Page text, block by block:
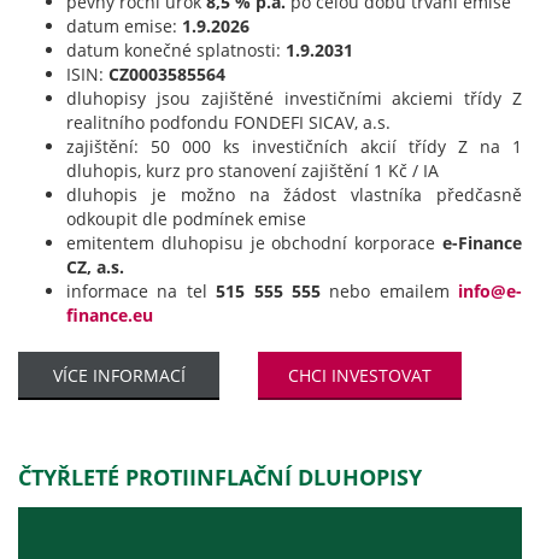
datum emise: 1.9.2026
datum konečné splatnosti: 1.9.2031
ISIN: CZ0003585564
dluhopisy jsou zajištěné investičními akciemi třídy Z
realitního podfondu FONDEFI SICAV, a.s.
zajištění: 50 000 ks investičních akcií třídy Z na 1
dluhopis, kurz pro stanovení zajištění 1 Kč / IA
dluhopis je možno na žádost vlastníka předčasně
odkoupit dle podmínek emise
emitentem dluhopisu je obchodní korporace e-Finance
CZ, a.s.
informace na tel515 555 555nebo emailem info@e-
finance.eu
VÍCE INFORMACÍ CHCI INVESTOVAT
ČTYŘLETÉ PROTIINFLAČNÍ DLUHOPISY